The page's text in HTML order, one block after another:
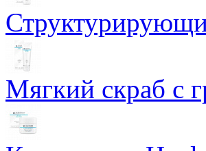
Мягкий скраб с